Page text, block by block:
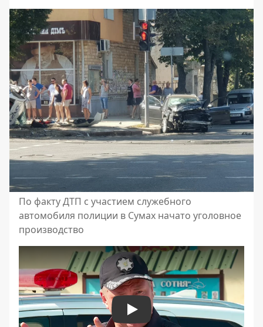
По факту ДТП с участием служебного
автомобиля полиции в Сумах начато уголовное
производство
Play